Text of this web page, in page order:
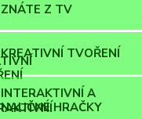
ZNÁTE Z TV
KREATIVNÍ TVOŘENÍ
INTERAKTIVNÍ A
NAUČNÉ HRAČKY